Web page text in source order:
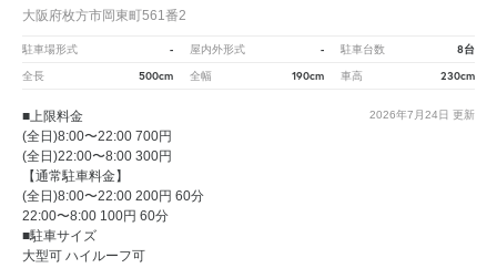
大阪府枚方市岡東町561番2
駐車場形式 - 屋内外形式 - 駐車台数 8台
全長 500cm 全幅 190cm 車高 230cm
2026年7月24日 更新
■上限料金
(全日)8:00〜22:00 700円
(全日)22:00〜8:00 300円
【通常駐車料金】
(全日)8:00〜22:00 200円 60分
22:00〜8:00 100円 60分
■駐車サイズ
大型可 ハイルーフ可